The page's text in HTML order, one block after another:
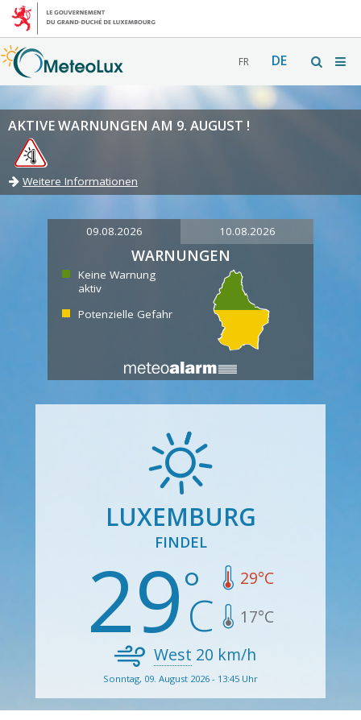
FR DE
AKTIVE WARNUNGEN AM 9. AUGUST !
Weitere Informationen
09.08.2026 10.08.2026
WARNUNGEN
Keine Warnung
aktiv
Potenzielle Gefahr
LUXEMBURG
FINDEL
29 29°C
17°C
West 20 km/h
Sonntag, 09. August 2026 - 13:45 Uhr